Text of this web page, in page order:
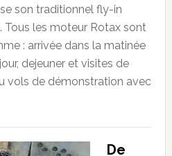
son traditionnel fly-in
Tous les moteur Rotax sont
: arrivée dans la matinée
dejeuner et visites de
vols de démonstration avec
De